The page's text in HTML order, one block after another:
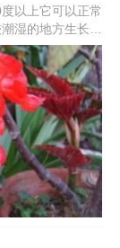
以上它可以正常
湿的地方生长，
度为宜，可以向
长。